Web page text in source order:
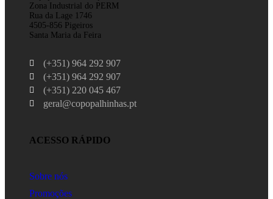
Zona Industrial do PERM
Rua da Lage 1746
4505-856 Pigeiros
Santa Maria da Feira
(+351) 964 292 907
(+351) 964 292 907
(+351) 220 045 467
geral@copopalhinhas.pt
ACESSO RÁPIDO
Sobre nós
Promoções